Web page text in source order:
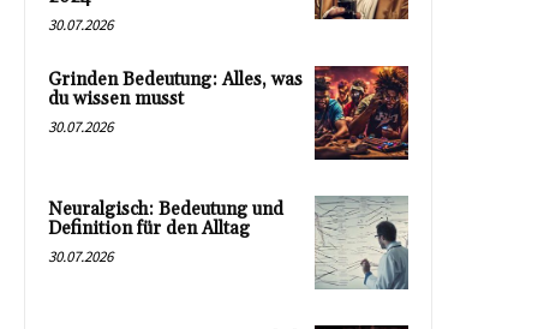
30.07.2026
Grinden Bedeutung: Alles, was
du wissen musst
30.07.2026
Neuralgisch: Bedeutung und
Definition für den Alltag
30.07.2026